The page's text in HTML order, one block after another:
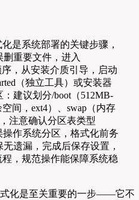
是系统部署的关键步骤，
重要文件，进入
，从安装介质引导，启动
（独立工具）或安装器
建议划分/boot（512MB-
间，ext4）、swap（内存
注意确认分区表类型
操作系统分区，格式化前务
遗漏，完成后保存设置，
程，规范操作能保障系统稳
式化是至关重要的一步——它不